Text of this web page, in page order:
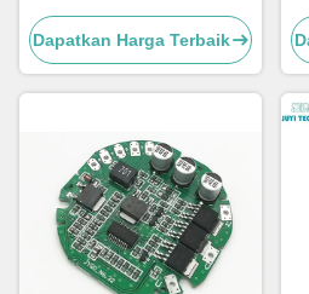
Pompa Air Listrik Mobil
Dapatkan Harga Terbaik